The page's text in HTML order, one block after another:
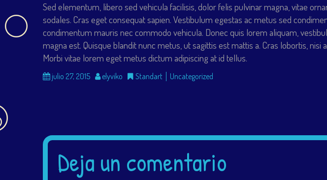
Sed elementum, libero sed vehicula facilisis, dolor felis pulvinar magna, vitae
sodales. Cras eget consequat sapien. Vestibulum egestas ac metus sed
condimentum mauris nec commodo vehicula. Donec quis lorem aliquam,
magna est. Quisque blandit nunc metus, ut sagittis est mattis a. Cras lobortis,
Morbi vitae lorem eget metus dictum adipiscing at id tellus.
julio 27, 2015 elyviko Standart Uncategorized
Deja un comentario